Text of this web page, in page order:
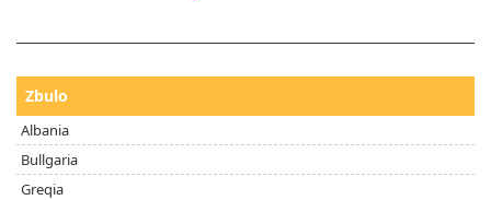
Zbulo
Albania
Bullgaria
Greqia